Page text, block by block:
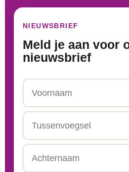
NIEUWSBRIEF
Meld je aan voor
nieuwsbrief
Voornaam
Tussenvoegsel